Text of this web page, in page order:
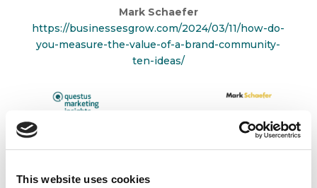
This website uses cookies
Mark Schaefer
https://businessesgrow.com/2024/03/11/how-do-
you-measure-the-value-of-a-brand-community-
ten-ideas/